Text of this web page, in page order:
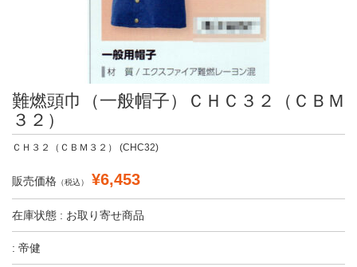
難燃頭巾（一般帽子）ＣＨＣ３２（ＣＢＭ
３２）
ＣＨ３２（ＣＢＭ３２） (CHC32)
販売価格 （税込） ¥6,453
在庫状態 : お取り寄せ商品
: 帝健